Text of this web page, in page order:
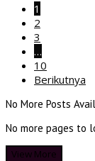
1
2
3
…
10
Berikutnya
No More Posts
No more pages to
View More